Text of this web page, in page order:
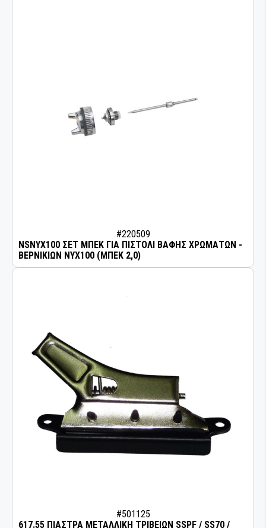
#220509
NSNYX100 ΣΕΤ ΜΠΕΚ ΓΙΑ ΠΙΣΤΟΛΙ ΒΑΦΗΣ ΧΡΩΜΑΤΩΝ -
ΒΕΡΝΙΚΙΩΝ NYX100 (ΜΠΕΚ 2,0)
#501125
617.55 ΠΙΑΣΤΡΑ ΜΕΤΑΛΛΙΚΗ ΤΡΙΒΕΙΩΝ SSPF / SS70 /